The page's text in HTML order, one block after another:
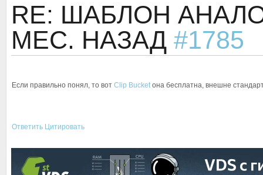
RE: ШАБЛОН
МЕС. НАЗАД #1785
Если правильно понял, то вот Clip Bucketона бесплатна, внешне
Ответить Цитировать